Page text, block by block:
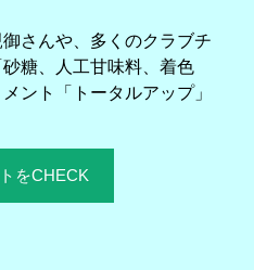
さんや、多くのクラブチ
糖、人工甘味料、着色
ント「トータルアップ」
をCHECK